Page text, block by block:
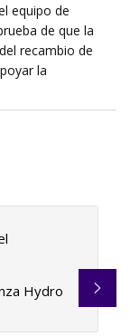
equipo de
de que la
recambio de
la
Hydro